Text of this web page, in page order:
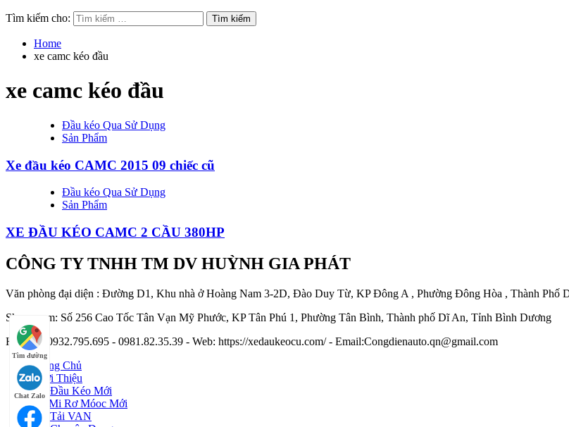
Tìm kiếm cho:
Home
xe camc kéo đầu
xe camc kéo đầu
Đầu kéo Qua Sử Dụng
Sản Phẩm
Xe đầu kéo CAMC 2015 09 chiếc cũ
Đầu kéo Qua Sử Dụng
Sản Phẩm
XE ĐẦU KÉO CAMC 2 CẦU 380HP
CÔNG TY TNHH TM DV HUỲNH GIA PHÁT
Văn phòng đại diện : Đường D1, Khu nhà ở Hoàng Nam 3-2D, Đào Duy Từ, KP Đông A , Phường Đông Hòa , Thành Phố
Showroom: Số 256 Cao Tốc Tân Vạn Mỹ Phước, KP Tân Phú 1, Phường Tân Bình, Thành phố Dĩ An, Tỉnh Bình Dương
Hotline : 0932.795.695 - 0981.82.35.39 - Web: https://xedaukeocu.com/ - Email:Congdienauto.qn@gmail.com
Tìm đường
Chat Zalo
Trang Chủ
Giới Thiệu
Xe Đầu Kéo Mới
Sơ Mi Rơ Móoc Mới
Xe Tải VAN